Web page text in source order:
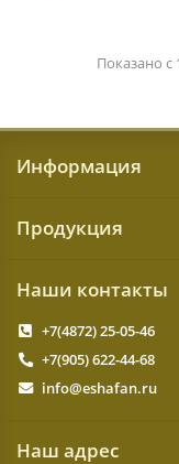
Показано с
Информация
Продукция
Наши контакты
+7(4872) 25-05-46
+7(905) 622-44-68
info@eshafan.ru
Наш адрес